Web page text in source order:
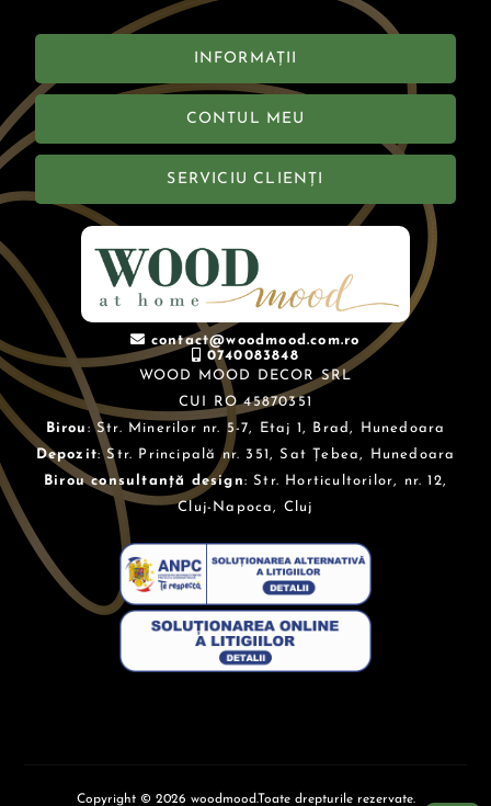
INFORMAȚII
CONTUL MEU
SERVICIU CLIENȚI
contact@woodmood.com.ro
0740083848
WOOD MOOD DECOR SRL
CUI RO 45870351
Birou : Str. Minerilor nr. 5-7, Etaj 1, Brad, Hunedoara
Depozit: Str. Principală nr. 351, Sat Țebea, Hunedoara
Birou consultanță design: Str. Horticultorilor, nr. 12,
Cluj-Napoca, Cluj
Copyright © 2026 woodmood.Toate drepturile rezervate.